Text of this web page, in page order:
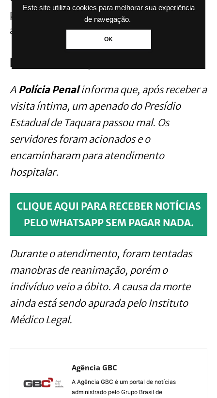
Este site utiliza cookies para melhorar sua experiência
de navegação.
OK
preso e tentaram reanimá-lo durante o
atendimento hospitalar.
Nota da Susepe
A Polícia Penalinforma que, após receber a
visita íntima, um apenado do Presídio
Estadual de Taquara passou mal. Os
servidores foram acionados e o
encaminharam para atendimento
hospitalar.
CLIQUE AQUI PARA RECEBER NOTÍCIAS
PELO WHATSAPP SEM PAGAR NADA.
Durante o atendimento, foram tentadas
manobras de reanimação, porém o
indivíduo veio a óbito. A causa da morte
ainda está sendo apurada pelo Instituto
Médico Legal.
Agência GBC
A Agência GBC é um portal de notícias
administrado pelo Grupo Brasil de